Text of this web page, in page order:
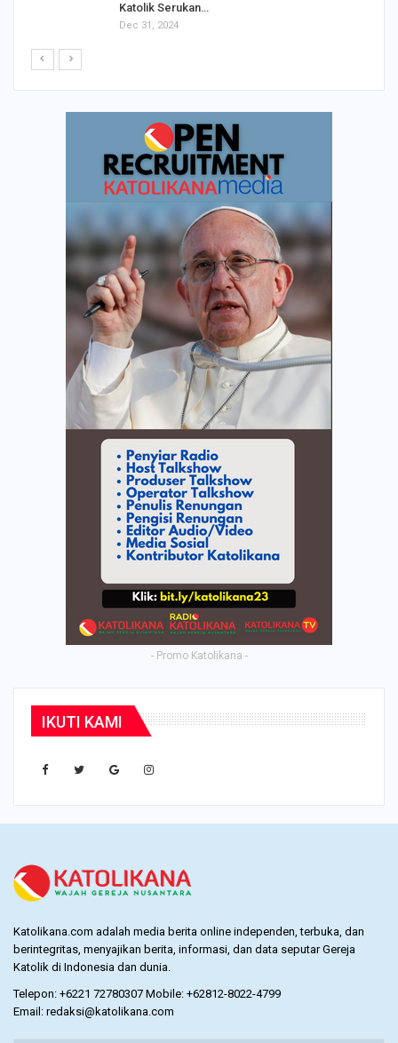
Katolik Serukan…
Dec 31, 2024
- Promo Katolikana -
IKUTI KAMI
Katolikana.com adalah media berita online independen, terbuka, dan
berintegritas, menyajikan berita, informasi, dan data seputar Gereja
Katolik di Indonesia dan dunia.
Telepon: +6221 72780307 Mobile: +62812-8022-4799
Email: redaksi@katolikana.com